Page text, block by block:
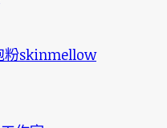
粉skinmellow